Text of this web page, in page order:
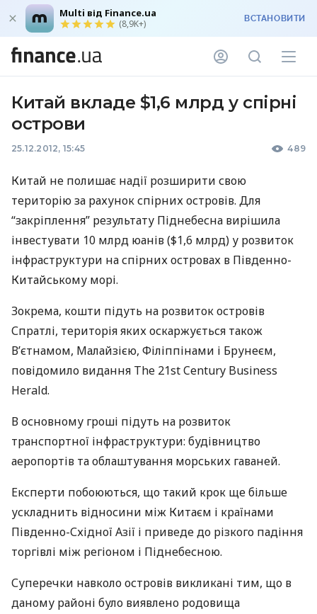
Multi від Finance.ua
(8,9K+) ВСТАНОВИТИ
Китай вкладе $1,6 млрд у спірні
острови
25.12.2012, 15:45 489
Китай не полишає надії розширити свою
територію за рахунок спірних островів. Для
“закріплення” результату Піднебесна вирішила
інвестувати 10 млрд юанів ($1,6 млрд) у розвиток
інфраструктури на спірних островах в Південно-
Китайському морі.
Зокрема, кошти підуть на розвиток островів
Спратлі, територія яких оскаржується також
В’єтнамом, Малайзією, Філіппінами і Брунеєм,
повідомило видання The 21st Century Business
Herald.
В основному гроші підуть на розвиток
транспортної інфраструктури: будівництво
аеропортів та облаштування морських гаваней.
Експерти побоюються, що такий крок ще більше
ускладнить відносини між Китаєм і країнами
Південно-Східної Азії і приведе до різкого падіння
торгівлі між регіоном і Піднебесною.
Суперечки навколо островів викликані тим, що в
даному районі було виявлено родовища